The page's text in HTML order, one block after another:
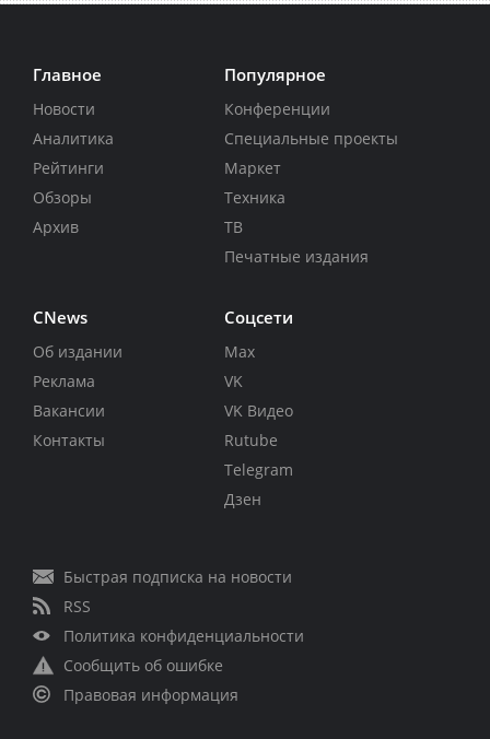
Главное
Новости
Аналитика
Рейтинги
Обзоры
Архив
Популярное
Конференции
Специальные проекты
Маркет
Техника
ТВ
Печатные издания
CNews
Об издании
Реклама
Вакансии
Контакты
Соцсети
Max
VK
VK Видео
Rutube
Telegram
Дзен
Быстрая подписка на новости
RSS
Политика конфиденциальности
Сообщить об ошибке
Правовая информация